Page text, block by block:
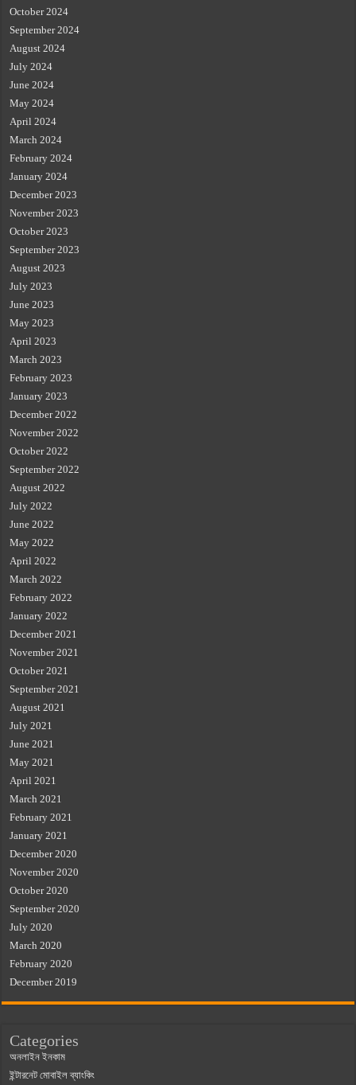
October 2024
September 2024
August 2024
July 2024
June 2024
May 2024
April 2024
March 2024
February 2024
January 2024
December 2023
November 2023
October 2023
September 2023
August 2023
July 2023
June 2023
May 2023
April 2023
March 2023
February 2023
January 2023
December 2022
November 2022
October 2022
September 2022
August 2022
July 2022
June 2022
May 2022
April 2022
March 2022
February 2022
January 2022
December 2021
November 2021
October 2021
September 2021
August 2021
July 2021
June 2021
May 2021
April 2021
March 2021
February 2021
January 2021
December 2020
November 2020
October 2020
September 2020
July 2020
March 2020
February 2020
December 2019
Categories
অনলাইন ইনকাম
ইন্টারনেট মোবাইল ব্যাংকিং